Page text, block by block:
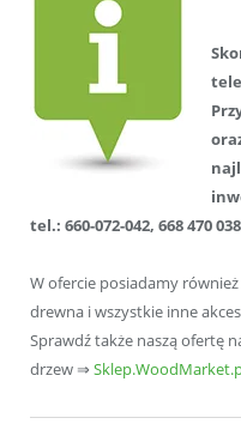
tel.: 660-072-042, 668 470
W ofercie posiadamy
drewna i wszystkie inne
Sprawdź także naszą ofertę
drzew ⇒